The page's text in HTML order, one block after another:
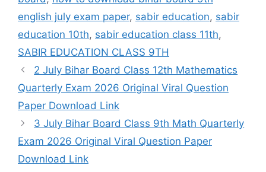
english july exam paper, sabir education, sabir
education 10th, sabir education class 11th,
SABIR EDUCATION CLASS 9TH
2 July Bihar Board Class 12th Mathematics
Quarterly Exam 2026 Original Viral Question
Paper Download Link
3 July Bihar Board Class 9th Math Quarterly
Exam 2026 Original Viral Question Paper
Download Link